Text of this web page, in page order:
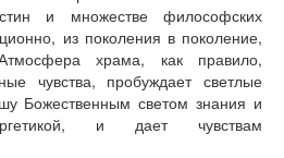
и множестве философских
из поколения в поколение,
храма, как правило,
чувства, пробуждает светлые
Божественным светом знания и
и дает чувствам